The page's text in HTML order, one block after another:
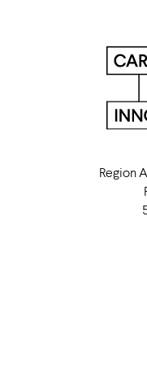
Region